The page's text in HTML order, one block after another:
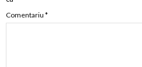
Comentariu *